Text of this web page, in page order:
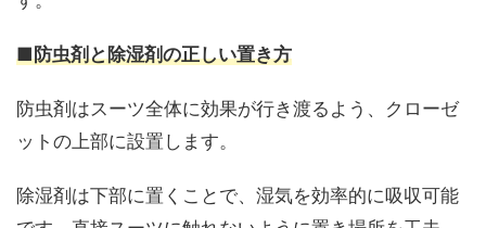
■防虫剤と除湿剤の正しい置き方
防虫剤はスーツ全体に効果が行き渡るよう、クローゼ
ットの上部に設置します。
除湿剤は下部に置くことで、湿気を効率的に吸収可能